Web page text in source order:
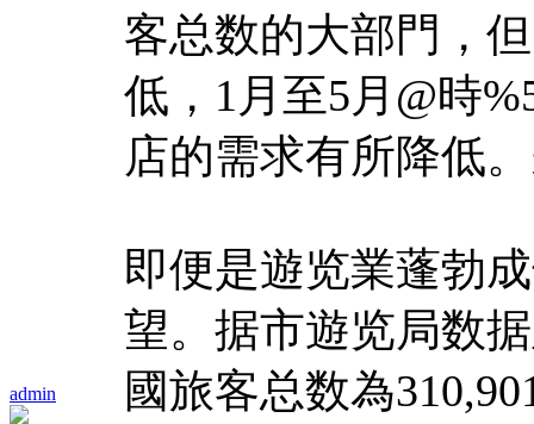
admin
客总数的大部門，
低，1月至5月@時
店的需求有所降低
即便是遊览業蓬勃
望。据市遊览局数
國旅客总数為